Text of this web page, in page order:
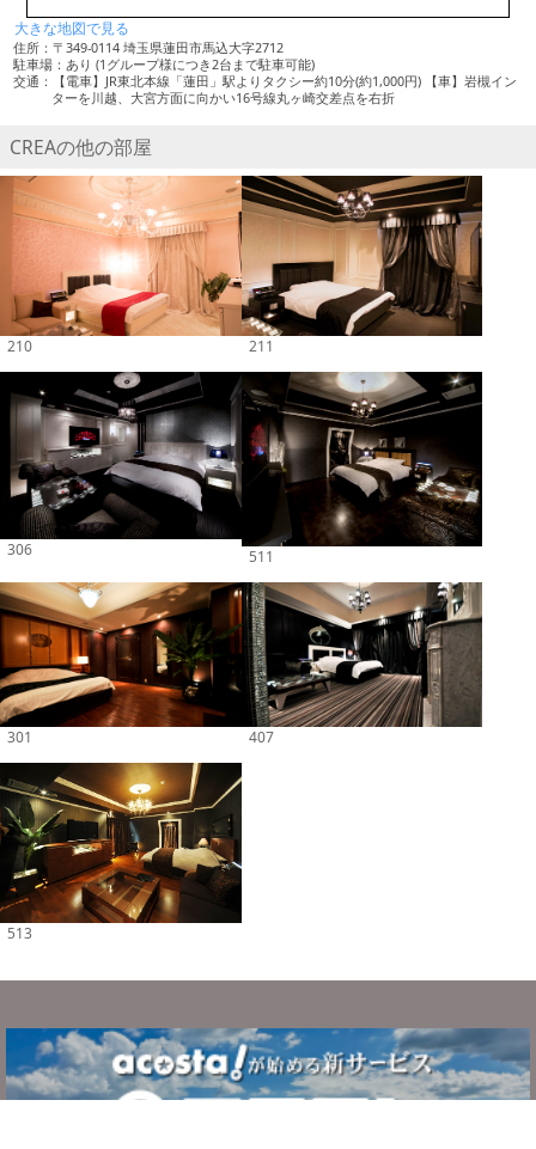
大きな地図で見る
住所：〒349-0114 埼玉県蓮田市馬込大字2712
駐車場：あり (1グループ様につき2台まで駐車可能)
交通：【電車】JR東北本線「蓮田」駅よりタクシー約10分(約1,000円) 【車】岩槻イン
ターを川越、大宮方面に向かい16号線丸ヶ崎交差点を右折
CREAの他の部屋
210 211
306 511
301 407
513